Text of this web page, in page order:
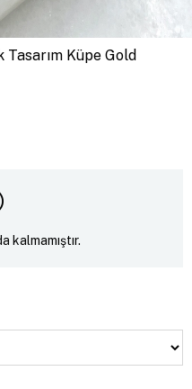
Küpe Gold
kalmamıştır.